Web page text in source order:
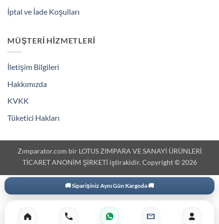
İptal ve İade Koşulları
MÜŞTERI HIZMETLERI
İletişim Bilgileri
Hakkımızda
KVKK
Tüketici Hakları
Zımparator.com bir LOTUS ZIMPARA VE SANAYİ ÜRÜNLERİ
TİCARET ANONİM ŞİRKETİ iştirakidir. Copyright © 2026
🚚 Siparişiniz Aynı Gün Kargoda 🚚